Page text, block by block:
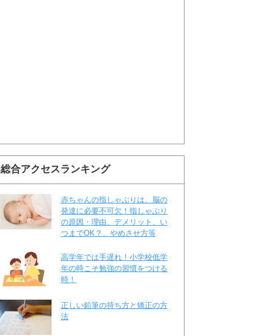
総合アクセスランキング
赤ちゃんの指しゃぶりは、脳の
発達に必要不可欠！指しゃぶり
の原因・理由、デメリット、い
つまでOK？、やめさせ方等
高学年では手遅れ！小学校低学
年の時こそ勉強の習慣をつける
時！
正しい鉛筆の持ち方と矯正の方
法